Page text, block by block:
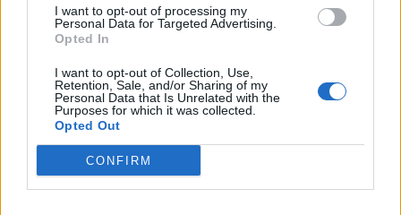
I want to opt-out of processing my
Personal Data for Targeted Advertising.
Opted In
I want to opt-out of Collection, Use,
Retention, Sale, and/or Sharing of my
Personal Data that Is Unrelated with the
Purposes for which it was collected.
Opted Out
CONFIRM
Comentarios (1)
@musicapuntocom